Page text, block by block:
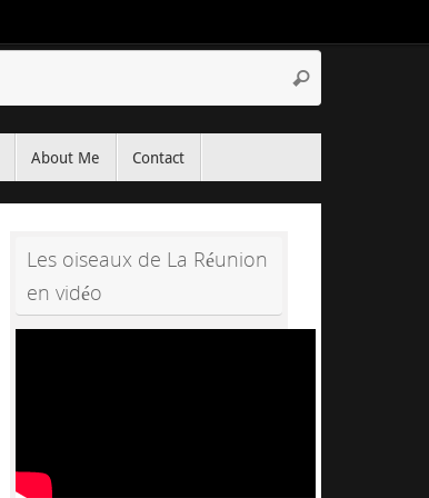
Rechercher
About Me Contact
Les oiseaux de La Réunion
en vidéo